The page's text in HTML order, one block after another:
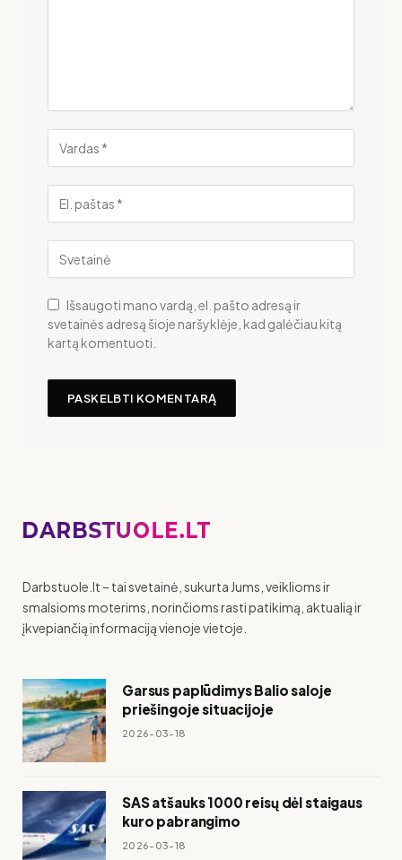
Išsaugoti mano vardą, el. pašto adresą ir
svetainės adresą šioje naršyklėje, kad galėčiau kitą
kartą komentuoti.
Darbstuole.lt – tai svetainė, sukurta Jums, veiklioms ir
smalsioms moterims, norinčioms rasti patikimą, aktualią ir
įkvepiančią informaciją vienoje vietoje.
Garsus paplūdimys Balio saloje
priešingoje situacijoje
2026-03-18
SAS atšauks 1000 reisų dėl staigaus
kuro pabrangimo
2026-03-18